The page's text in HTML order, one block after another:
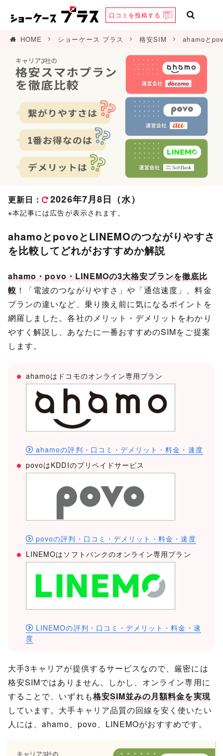
口コミを投稿する
HOME ショーケース プラス 格安SIM ahamoと
更新日： 2026年7月8日（水）
※本記事には広告が表示されます。
ahamoとpovoとLINEMOのつながりやすさ
を比較してどれがおすすめか解説
ahamo・povo・LINEMOの3大格安プランを徹底比
較 ！「電波のつながりやすさ」や「通信速度」、料金
プランの違いなど、乗り換え前に気になるポイントを
網羅しました。各社のメリット・デメリットをわかり
やすく解説し、あなたに一番おすすめのSIMをご提案
します。
ahamoはドコモのオンライン専用プラン
ahamoの評判・口コミ・デメリット・料金・速度
povoはKDDIのプリペイドサービス
povoの評判・口コミ・デメリット・料金・速度
LINEMOはソフトバンクのオンライン専用プラン
LINEMOの評判・口コミ・デメリット・料金・速
度
大手3キャリアが提供するサービスなので、厳密には
格安SIMではありません。しかし、オンライン専用に
することで、いずれも格安SIM並みの月額料金を実現
しています。大手キャリア品質の回線を安く使いたい
人には、ahamo、povo、LINEMOがおすすめです。